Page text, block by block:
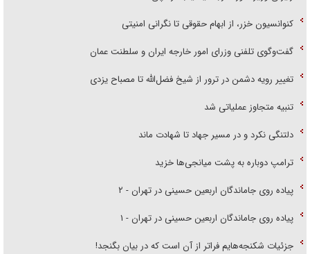
کنوانسیون خزر، از ابهام حقوقی تا نگرانی امنیتی
گفت‌وگوی تلفنی وزرای امور خارجه ایران و سلطنت عمان
تغییر رویه دشمن در ترور از شیخ فضل‌الله تا مصباح یزدی
تنبیه متجاوز عملیاتی شد
دلتنگی نکرد و در مسیر جهاد تا شهادت ماند
ترامپ دوباره به پشت میانجی‌ها خزید
پیاده روی جاماندگان اربعین حسینی در تهران - ۲
پیاده روی جاماندگان اربعین حسینی در تهران - ۱
جزئیات شکنجه‌هایم فراتر از آن است که در بیان بگنجد!